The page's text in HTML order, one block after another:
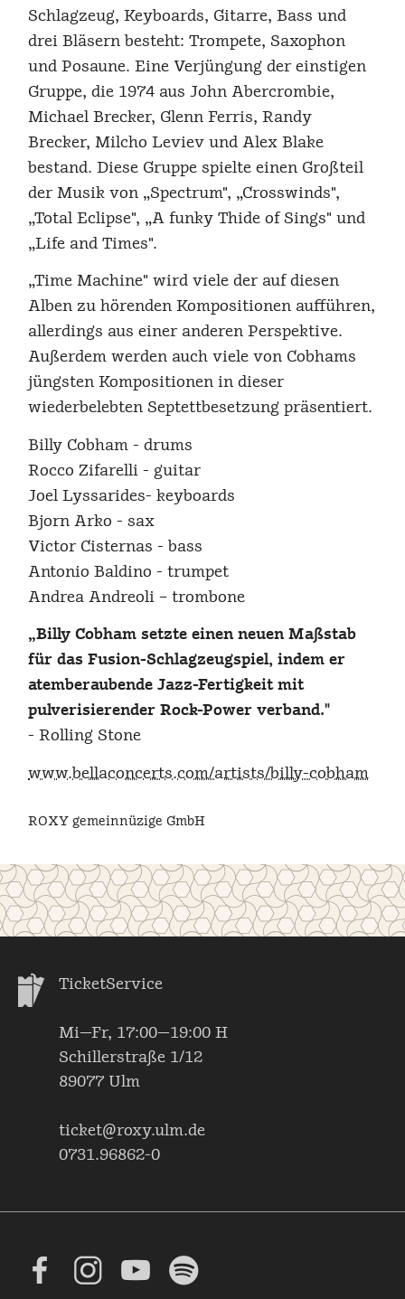
Schlagzeug, Keyboards, Gitarre, Bass und
drei Bläsern besteht: Trompete, Saxophon
und Posaune. Eine Verjüngung der einstigen
Gruppe, die 1974 aus John Abercrombie,
Michael Brecker, Glenn Ferris, Randy
Brecker, Milcho Leviev und Alex Blake
bestand. Diese Gruppe spielte einen Großteil
der Musik von „Spectrum", „Crosswinds",
„Total Eclipse", „A funky Thide of Sings" und
„Life and Times".
„Time Machine" wird viele der auf diesen
Alben zu hörenden Kompositionen aufführen,
allerdings aus einer anderen Perspektive.
Außerdem werden auch viele von Cobhams
jüngsten Kompositionen in dieser
wiederbelebten Septettbesetzung präsentiert.
Billy Cobham - drums
Rocco Zifarelli - guitar
Joel Lyssarides- keyboards
Bjorn Arko - sax
Victor Cisternas - bass
Antonio Baldino - trumpet
Andrea Andreoli – trombone
„Billy Cobham setzte einen neuen Maßstab
für das Fusion-Schlagzeugspiel, indem er
atemberaubende Jazz-Fertigkeit mit
pulverisierender Rock-Power verband."
- Rolling Stone
www.bellaconcerts.com/artists/billy-cobham
ROXY gemeinnüzige GmbH
TicketService
Mi—Fr, 17:00—19:00 H
Schillerstraße 1/12
89077 Ulm
ticket@roxy.ulm.de
0731.96862-0